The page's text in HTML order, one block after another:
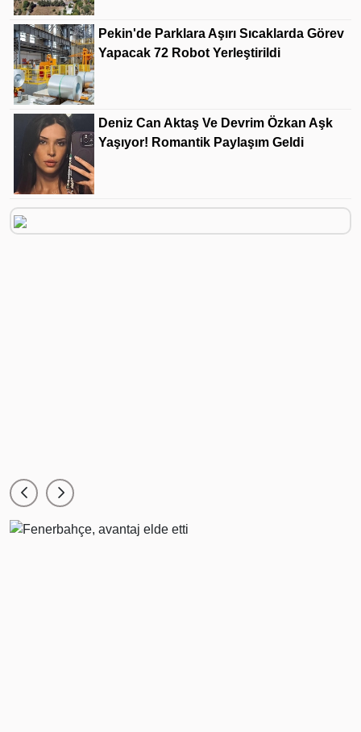
Pekin'de Parklara Aşırı Sıcaklarda Görev
Yapacak 72 Robot Yerleştirildi
Deniz Can Aktaş Ve Devrim Özkan Aşk
Yaşıyor! Romantik Paylaşım Geldi